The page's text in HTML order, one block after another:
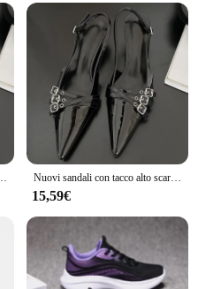
Seeking Stylish and Functional
Style**
with confidence and style in the
a luxurious feel against your feet
on comfort.
Every Occasion**
the city streets or enjoying a
dresses to more formal attire. The
comfort throughout the day, making
for Every Woman**
sandals are not just a pair of
are not just about looks; they are
have for any woman looking to
festa a punta scarpe da donna con cinturino con fibbia alla moda Nuovi sandali con tacco alto scarpe da donna primavera estate calzature scarpe da donna con punta a punta scarpe da donna con cinturino con fibbia alla moda décolleté femminili
15,59€